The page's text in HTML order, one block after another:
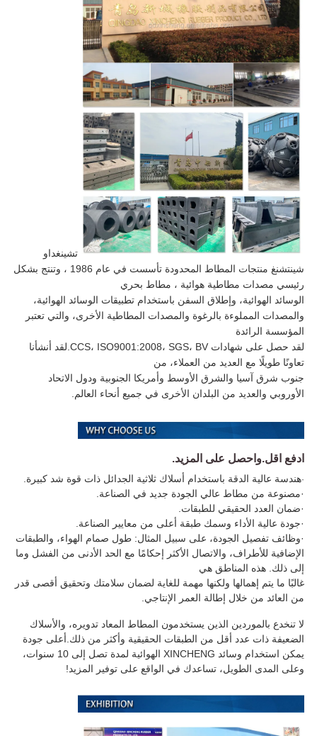
تشينغداو
شينتشنغ منتجات المطاط المحدودة تأسست في عام 1986 ، وتنتج بشكل
رئيسي مصدات مطاطية هوائية ، مطاط بحري
الوسائد الهوائية، وإطلاق السفن باستخدام تطبيقات الوسائد الهوائية،
والمصدات المملوءة بالرغوة والمصدات المطاطية الأخرى، والتي تعتبر
المؤسسة الرائدة
لقد حصل على شهادات CCS، ISO9001:2008، SGS، BV.لقد أنشأنا
تعاونًا طويلًا مع العديد من العملاء، من
جنوب شرق آسيا والشرق الأوسط وأمريكا الجنوبية ودول الاتحاد
الأوروبي والعديد من البلدان الأخرى في جميع أنحاء العالم.
ادفع اقل.واحصل على المزيد.
·هندسة عالية الدقة باستخدام أسلاك ثلاثية الجدائل ذات قوة شد كبيرة.
·مصنوعة من مطاط عالي الجودة جديد في الصناعة.
·ضمان العدد الحقيقي للطبقات.
·جودة عالية الأداء وسمك طبقة أعلى من معايير الصناعة.
·وظائف تفصيل الجودة، على سبيل المثال: طول صمام الهواء، والطبقات
الإضافية للأطراف، والاتصال الأكثر إحكامًا مع الحد الأدنى من الفشل وما
إلى ذلك. هذه المناطق هي
غالبًا ما يتم إهمالها ولكنها مهمة للغاية لضمان سلامتك وتحقيق أقصى قدر
من العائد من خلال إطالة العمر الإنتاجي.
لا تنخدع بالموردين الذين يستخدمون المطاط المعاد تدويره، والأسلاك
الضعيفة ذات عدد أقل من الطبقات الحقيقية وأكثر من ذلك.أعلى جودة
يمكن استخدام وسائد XINCHENG الهوائية لمدة تصل إلى 10 سنوات،
وعلى المدى الطويل، تساعدك في الواقع على توفير المزيد!